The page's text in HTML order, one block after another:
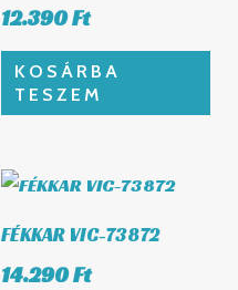
12.390Ft
KOSÁRBA
TESZEM
FÉKKAR VIC-73872
14.290Ft